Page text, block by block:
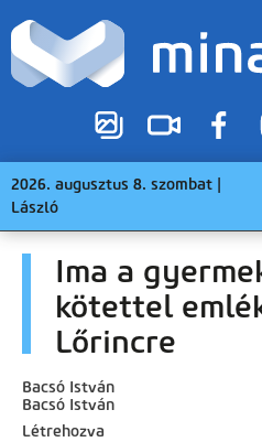
2026. augusztus 8. szombat |
László
Ima a
kötettel
Lőrincre
Bacsó István
Bacsó István
Létrehozva